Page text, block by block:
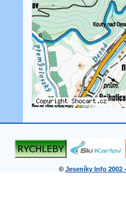
© Jeseníky Info 2002